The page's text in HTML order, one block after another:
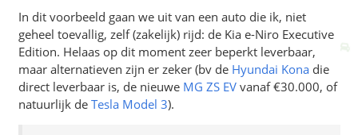
In dit voorbeeld gaan we uit van een auto die ik, niet
geheel toevallig, zelf (zakelijk) rijd: de Kia e-Niro Executive
Edition. Helaas op dit moment zeer beperkt leverbaar,
maar alternatieven zijn er zeker (bv de Hyundai Konadie
direct leverbaar is, de nieuwe MG ZS EVvanaf €30.000, of
natuurlijk de Tesla Model 3).